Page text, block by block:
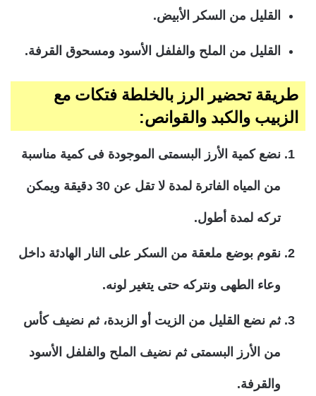
القليل من السكر الأبيض.
القليل من الملح والفلفل الأسود ومسحوق القرفة.
طريقة تحضير الرز بالخلطة فتكات مع
الزبيب والكبد والقوانص:
نضع كمية الأرز البسمتى الموجودة فى كمية مناسبة
من المياه الفاترة لمدة لا تقل عن 30 دقيقة ويمكن
تركه لمدة أطول.
نقوم بوضع ملعقة من السكر على النار الهادئة داخل
وعاء الطهى ونتركه حتى يتغير لونه.
ثم نضع القليل من الزيت أو الزبدة، ثم نضيف كأس
من الأرز البسمتى ثم نضيف الملح والفلفل الأسود
والقرفة.